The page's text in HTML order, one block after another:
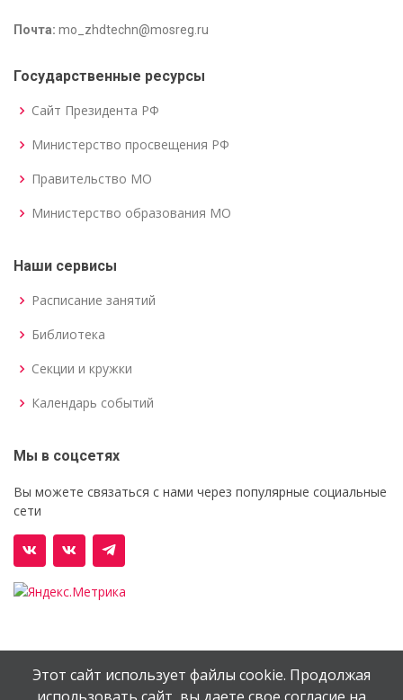
Почта: mo_zhdtechn@mosreg.ru
Государственные ресурсы
Сайт Президента РФ
Министерство просвещения РФ
Правительство МО
Министерство образования МО
Наши сервисы
Расписание занятий
Библиотека
Секции и кружки
Календарь событий
Мы в соцсетях
Вы можете связаться с нами через популярные социальные
сети
© Орехово-Зуевский железнодорожный техникум им.
Этот сайт использует файлы cookie. Продолжая